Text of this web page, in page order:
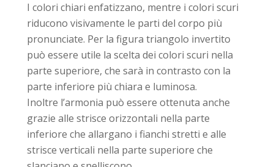
I colori chiari enfatizzano, mentre i colori scuri
riducono visivamente le parti del corpo più
pronunciate. Per la figura triangolo invertito
può essere utile la scelta dei colori scuri nella
parte superiore, che sarà in contrasto con la
parte inferiore più chiara e luminosa.
Inoltre l’armonia può essere ottenuta anche
grazie alle strisce orizzontali nella parte
inferiore che allargano i fianchi stretti e alle
strisce verticali nella parte superiore che